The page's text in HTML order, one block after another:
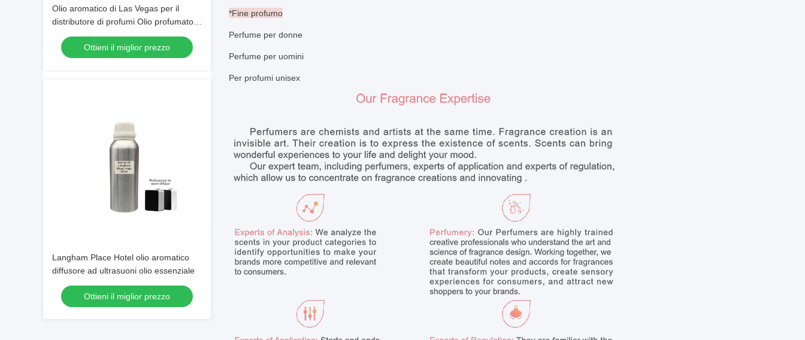
Olio aromatico di Las Vegas per il
distributore di profumi Olio profumato
di fascia alta per il marketing dei
profumi
Ottieni il miglior prezzo
Langham Place Hotel olio aromatico
diffusore ad ultrasuoni olio essenziale
Ottieni il miglior prezzo
*Fine profumo
Perfume per donne
Perfume per uomini
Per profumi unisex